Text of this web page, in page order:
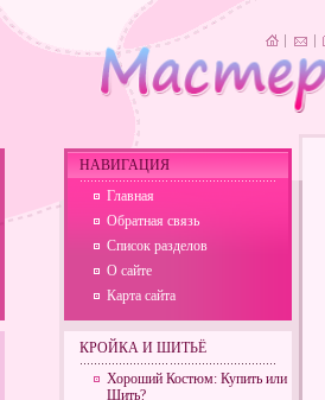
НАВИГАЦИЯ
Главная
Обратная связь
Список разделов
О сайте
Карта сайта
КРОЙКА И ШИТЬЁ
Хороший Костюм: Купить или
Шить?